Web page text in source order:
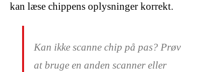
kan læse chippens oplysninger korrekt.
Kan ikke scanne chip på pas? Prøv
at bruge en anden scanner eller